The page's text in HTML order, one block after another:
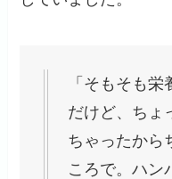
「そもそも
だけど、ちょ
ちゃったから
ころで。ハン